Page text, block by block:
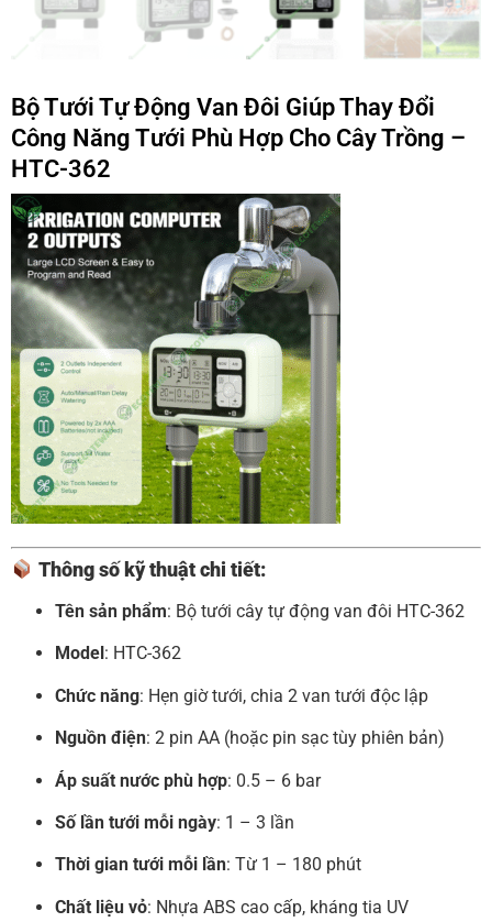
Bộ Tưới Tự Động Van Đôi Giúp Thay Đổi
Công Năng Tưới Phù Hợp Cho Cây Trồng –
HTC-362
Thông số kỹ thuật chi tiết:
Tên sản phẩm: Bộ tưới cây tự động van đôi HTC-362
Model : HTC-362
Chức năng: Hẹn giờ tưới, chia 2 van tưới độc lập
Nguồn điện: 2 pin AA (hoặc pin sạc tùy phiên bản)
Áp suất nước phù hợp: 0.5 – 6 bar
Số lần tưới mỗi ngày: 1 – 3 lần
Thời gian tưới mỗi lần: Từ 1 – 180 phút
Chất liệu vỏ: Nhựa ABS cao cấp, kháng tia UV